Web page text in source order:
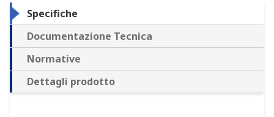
Specifiche
Documentazione Tecnica
Normative
Dettagli prodotto